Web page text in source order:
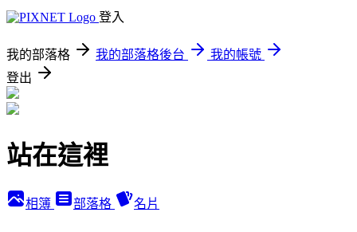
登入
我的部落格 我的部落格後台
我的帳號
登出
站在這裡
相簿 部落格 名片